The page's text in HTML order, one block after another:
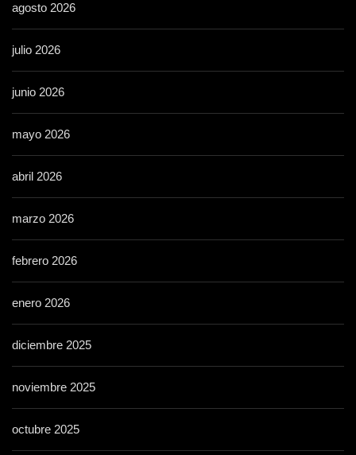
agosto 2026
julio 2026
junio 2026
mayo 2026
abril 2026
marzo 2026
febrero 2026
enero 2026
diciembre 2025
noviembre 2025
octubre 2025